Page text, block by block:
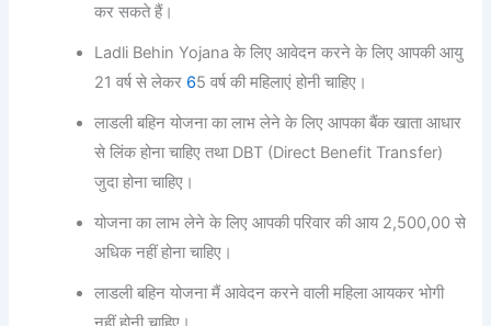
कर सकते हैं।
Ladli Behin Yojana के लिए आवेदन करने के लिए आपकी आयु
21 वर्ष से लेकर 65 वर्ष की महिलाएं होनी चाहिए।
लाडली बहिन योजना का लाभ लेने के लिए आपका बैंक खाता आधार
से लिंक होना चाहिए तथा DBT (Direct Benefit Transfer)
जुदा होना चाहिए।
योजना का लाभ लेने के लिए आपकी परिवार की आय 2,500,00 से
अधिक नहीं होना चाहिए।
लाडली बहिन योजना मैं आवेदन करने वाली महिला आयकर भोगी